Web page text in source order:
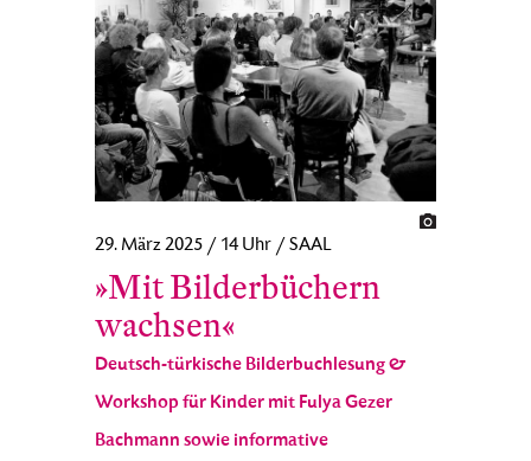
29. März 2025 / 14 Uhr / SAAL
»Mit Bilderbüchern
wachsen«
Deutsch-türkische Bilderbuchlesung &
Workshop für Kinder mit Fulya Gezer
Bachmann sowie informative